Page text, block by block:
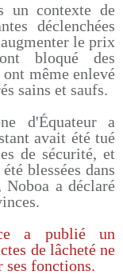
un contexte de
déclenchées
le prix
bloqué des
même enlevé
sains et saufs.
d'Équateur a
avait été tué
de sécurité, et
blessées dans
a déclaré
a publié un
de lâcheté ne
ses fonctions.